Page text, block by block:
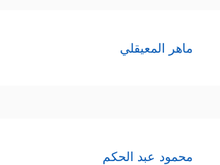
ماهر المعيقلي
محمود عبد الحكم